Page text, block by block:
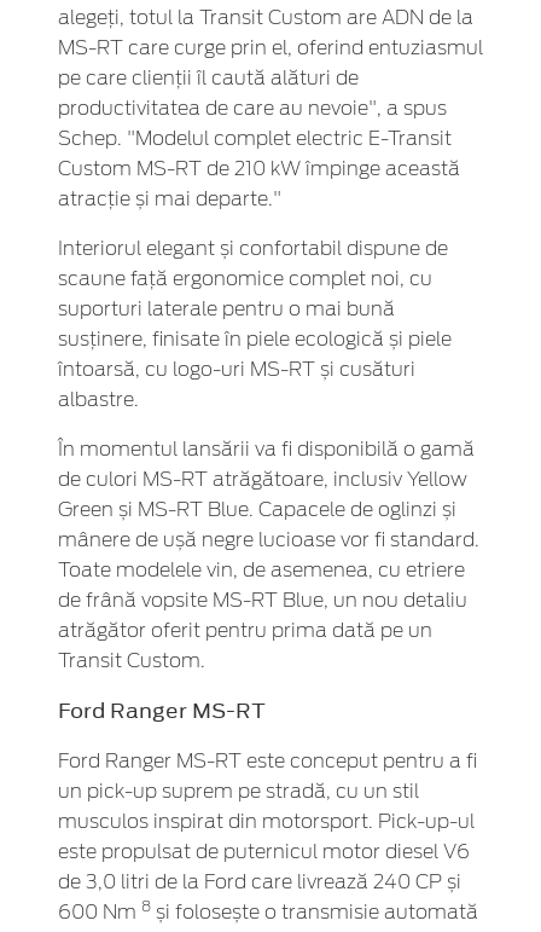
alegeți, totul la Transit Custom are ADN de la
MS-RT care curge prin el, oferind entuziasmul
pe care clienții îl caută alături de
productivitatea de care au nevoie", a spus
Schep. "Modelul complet electric E-Transit
Custom MS-RT de 210 kW împinge această
atracție și mai departe."
Interiorul elegant și confortabil dispune de
scaune față ergonomice complet noi, cu
suporturi laterale pentru o mai bună
susținere, finisate în piele ecologică și piele
întoarsă, cu logo-uri MS-RT și cusături
albastre.
În momentul lansării va fi disponibilă o gamă
de culori MS-RT atrăgătoare, inclusiv Yellow
Green și MS-RT Blue. Capacele de oglinzi și
mânere de ușă negre lucioase vor fi standard.
Toate modelele vin, de asemenea, cu etriere
de frână vopsite MS-RT Blue, un nou detaliu
atrăgător oferit pentru prima dată pe un
Transit Custom.
Ford Ranger MS-RT
Ford Ranger MS-RT este conceput pentru a fi
un pick-up suprem pe stradă, cu un stil
musculos inspirat din motorsport. Pick-up-ul
este propulsat de puternicul motor diesel V6
de 3,0 litri de la Ford care livrează 240 CP și
600 Nm 8 și folosește o transmisie automată